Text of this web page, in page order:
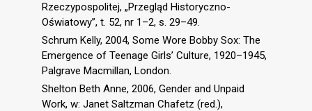
Rzeczypospolitej, „Przegląd Historyczno-
Oświatowy”, t. 52, nr 1–2, s. 29–49.
Schrum Kelly, 2004, Some Wore Bobby Sox: The
Emergence of Teenage Girls’ Culture, 1920–1945,
Palgrave Macmillan, London.
Shelton Beth Anne, 2006, Gender and Unpaid
Work, w: Janet Saltzman Chafetz (red.),